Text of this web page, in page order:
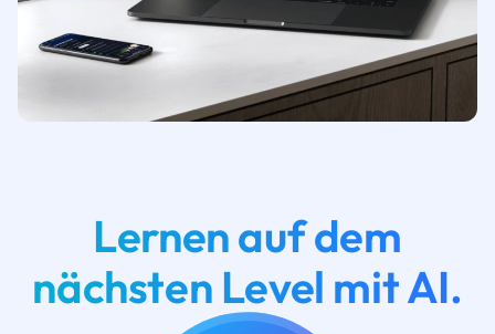
Lernen auf dem
nächsten Level mit AI.